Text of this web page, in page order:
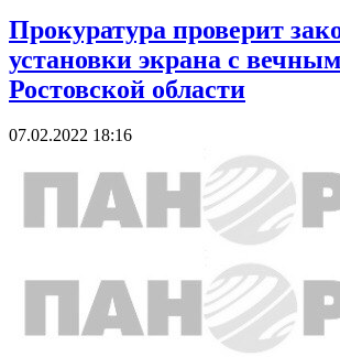
Прокуратура проверит
установки экрана с
Ростовской области
07.02.2022 18:16